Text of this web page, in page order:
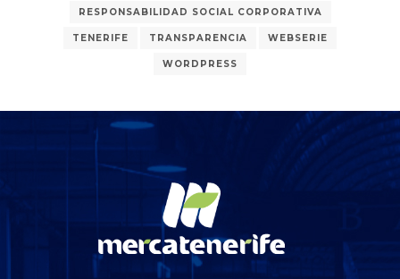
RESPONSABILIDAD SOCIAL CORPORATIVA
TENERIFE TRANSPARENCIA WEBSERIE
WORDPRESS